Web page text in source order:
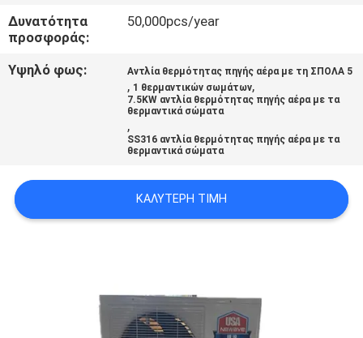
ΕΙΔΉΣΕΙΣ
ΥΠΟΘΈΣΕΙΣ
SITEMAP
Δυνατότητα
προσφοράς:
50,000pcs/year
Υψηλό φως: Αντλία θερμότητας πηγής αέρα με τη ΣΠΟΛΑ 5
, 1 θερμαντικών σωμάτων,
7.5KW αντλία θερμότητας πηγής αέρα με τα
θερμαντικά σώματα
,
SS316 αντλία θερμότητας πηγής αέρα με τα
θερμαντικά σώματα
ΚΑΛΎΤΕΡΗ ΤΙΜΉ